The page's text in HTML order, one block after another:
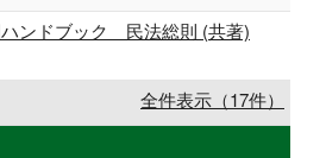
ンドブック 民法総則 (共著)
全件表示（17件）